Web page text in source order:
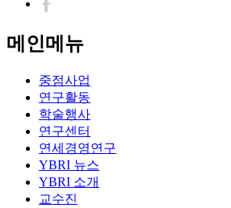
메인메뉴
중점사업
연구활동
학술행사
연구센터
연세경영연구
YBRI 뉴스
YBRI 소개
교수진